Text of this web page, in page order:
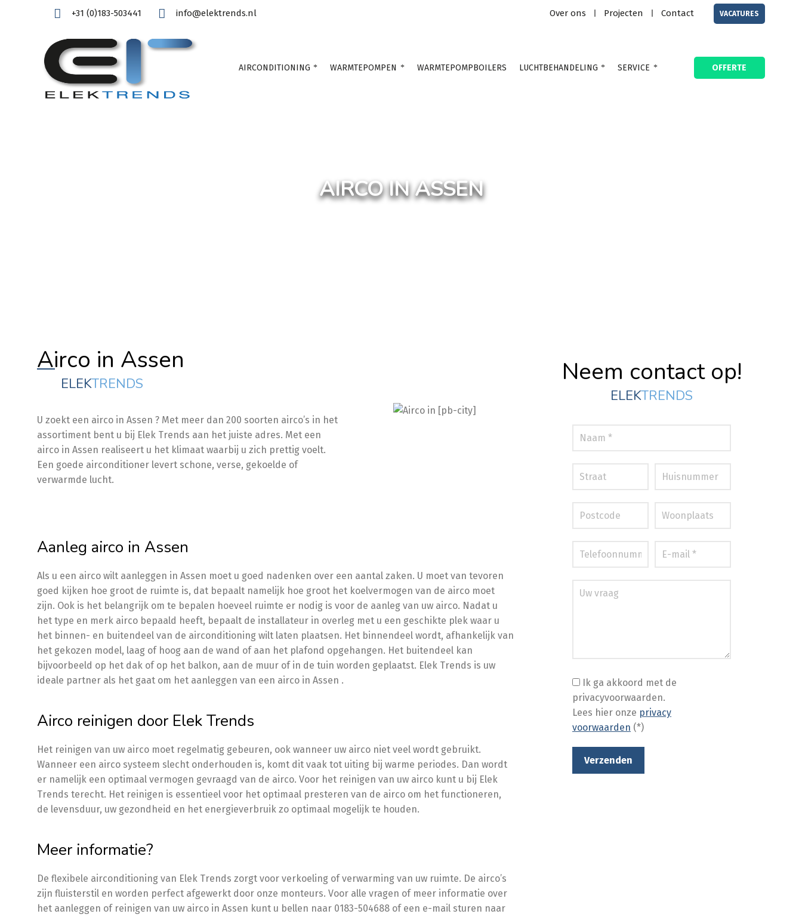
+31 (0)183-503441 info@elektrends.nl Over ons Projecten Contact VACATURES
AIRCONDITIONING WARMTEPOMPEN WARMTEPOMPBOILERS LUCHTBEHANDELING SERVICE OFFERTE
AIRCO IN ASSEN
Airco in Assen
ELEKTRENDS
U zoekt een airco in Assen ? Met meer dan 200 soorten airco’s in het
assortiment bent u bij Elek Trends aan het juiste adres. Met een
airco in Assen realiseert u het klimaat waarbij u zich prettig voelt.
Een goede airconditioner levert schone, verse, gekoelde of
verwarmde lucht.
Aanleg airco in Assen
Als u een airco wilt aanleggen in Assen moet u goed nadenken over een aantal zaken. U moet van tevoren
goed kijken hoe groot de ruimte is, dat bepaalt namelijk hoe groot het koelvermogen van de airco moet
zijn. Ook is het belangrijk om te bepalen hoeveel ruimte er nodig is voor de aanleg van uw airco. Nadat u
het type en merk airco bepaald heeft, bepaalt de installateur in overleg met u een geschikte plek waar u
het binnen- en buitendeel van de airconditioning wilt laten plaatsen. Het binnendeel wordt, afhankelijk van
het gekozen model, laag of hoog aan de wand of aan het plafond opgehangen. Het buitendeel kan
bijvoorbeeld op het dak of op het balkon, aan de muur of in de tuin worden geplaatst. Elek Trends is uw
ideale partner als het gaat om het aanleggen van een airco in Assen .
Airco reinigen door Elek Trends
Het reinigen van uw airco moet regelmatig gebeuren, ook wanneer uw airco niet veel wordt gebruikt.
Wanneer een airco systeem slecht onderhouden is, komt dit vaak tot uiting bij warme periodes. Dan wordt
er namelijk een optimaal vermogen gevraagd van de airco. Voor het reinigen van uw airco kunt u bij Elek
Trends terecht. Het reinigen is essentieel voor het optimaal presteren van de airco om het functioneren,
de levensduur, uw gezondheid en het energieverbruik zo optimaal mogelijk te houden.
Meer informatie?
De flexibele airconditioning van Elek Trends zorgt voor verkoeling of verwarming van uw ruimte. De airco’s
zijn fluisterstil en worden perfect afgewerkt door onze monteurs. Voor alle vragen of meer informatie over
het aanleggen of reinigen van uw airco in Assen kunt u bellen naar 0183-504688 of een e-mail sturen naar
Neem contact op!
ELEKTRENDS
Ik ga akkoord met de
privacyvoorwaarden.
Lees hier onze privacy
voorwaarden (*)